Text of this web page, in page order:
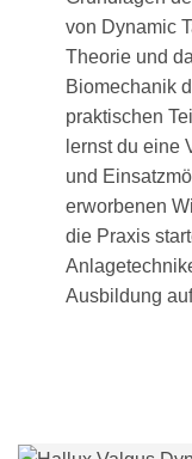
von Dynamic
Theorie und
Biomechanik
praktischen
lernst du eine
und
erworbenen
die Praxis
Ausbildung